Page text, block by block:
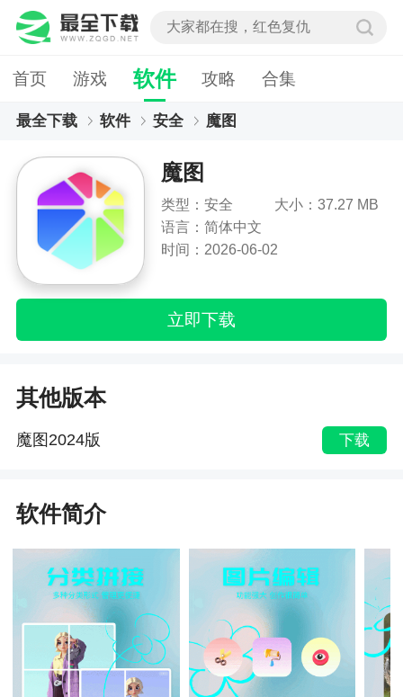
首页 游戏 软件 攻略 合集
最全下载 软件 安全 魔图
魔图
类型：安全
大小：37.27 MB
语言：简体中文
时间：2026-06-02
立即下载
其他版本
魔图2024版 下载
软件简介